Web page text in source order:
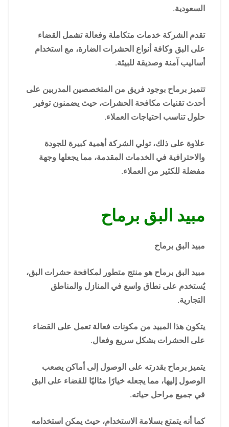
السعودية.
تقدم الشركة خدمات متكاملة وفعالة تشمل القضاء
على البق وكافة أنواع الحشرات الضارة، مع استخدام
أساليب آمنة وصديقة للبيئة.
تتميز برماح بوجود فريق من المتخصصين المدربين على
أحدث تقنيات مكافحة الحشرات، حيث يضمنون توفير
حلول تناسب احتياجات العملاء.
علاوة على ذلك، تولي الشركة أهمية كبيرة للجودة
والاحترافية في الخدمات المقدمة، مما يجعلها وجهة
مفضلة للكثير من العملاء.
مبيد البق برماح
مبيد البق برماح
مبيد البق برماح هو منتج متطور لمكافحة حشرات البق،
يُستخدم على نطاق واسع في المنازل والمناطق
التجارية.
يتكون هذا المبيد من مكونات فعالة تعمل على القضاء
على الحشرات بشكل سريع وفعال.
يتميز برماح بقدرته على الوصول إلى أماكن يصعب
الوصول إليها، مما يجعله خيارًا مثاليًا للقضاء على البق
في جميع مراحل حياته.
كما أنه يتمتع بسلامة الاستخدام، حيث يمكن استخدامه